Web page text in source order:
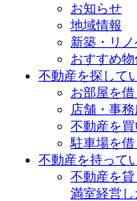
お知らせ
地域情報
新築・リ
おすすめ物
不動産を探して
お部屋を
店舗・事
不動産を買
駐車場を借
不動産を持って
不動産を貸
満室経営し